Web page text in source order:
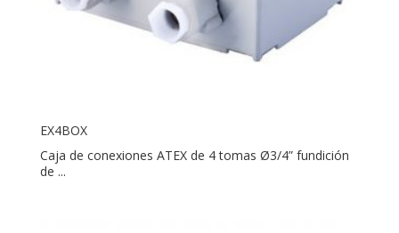
EX4BOX
Caja de conexiones ATEX de 4 tomas Ø3/4” fundición
de ...